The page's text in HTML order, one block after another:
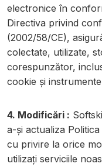
electronice în
Directiva privind
(2002/58/CE),
colectate, utilizate,
corespunzător,
cookie și
4. Modificări :
a-și actualiza
cu privire la orice
utilizați serviciile